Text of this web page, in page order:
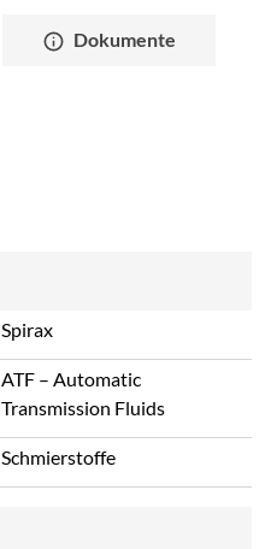
Dokumente
Spirax
ATF – Automatic
Transmission Fluids
Schmierstoffe